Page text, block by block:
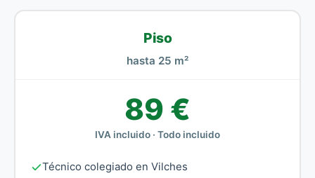
Piso
hasta 25 m²
89 €
IVA incluido · Todo incluido
Técnico colegiado en Vilches